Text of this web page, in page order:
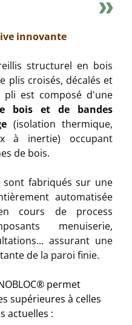
innovante
structurel en bois
plis croisés, décalés et
pli est composé d'une
bois et de bandes
(isolation thermique,
à inertie) occupant
de bois.
sont fabriqués sur une
automatisée
cours de process
menuiserie,
assurant une
de la paroi finie.
permet
supérieures à celles
actuelles :